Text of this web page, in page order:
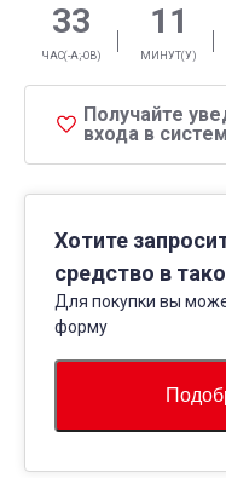
33
ЧАС(-А;-ОВ)
11
МИНУТ(У)
Получайте
входа в
Хотите
средство в
Для покупки вы
форму